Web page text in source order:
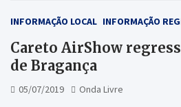
INFORMAÇÃO LOCAL INFORMAÇÃO
Careto AirShow
de Bragança
05/07/2019 Onda Livre